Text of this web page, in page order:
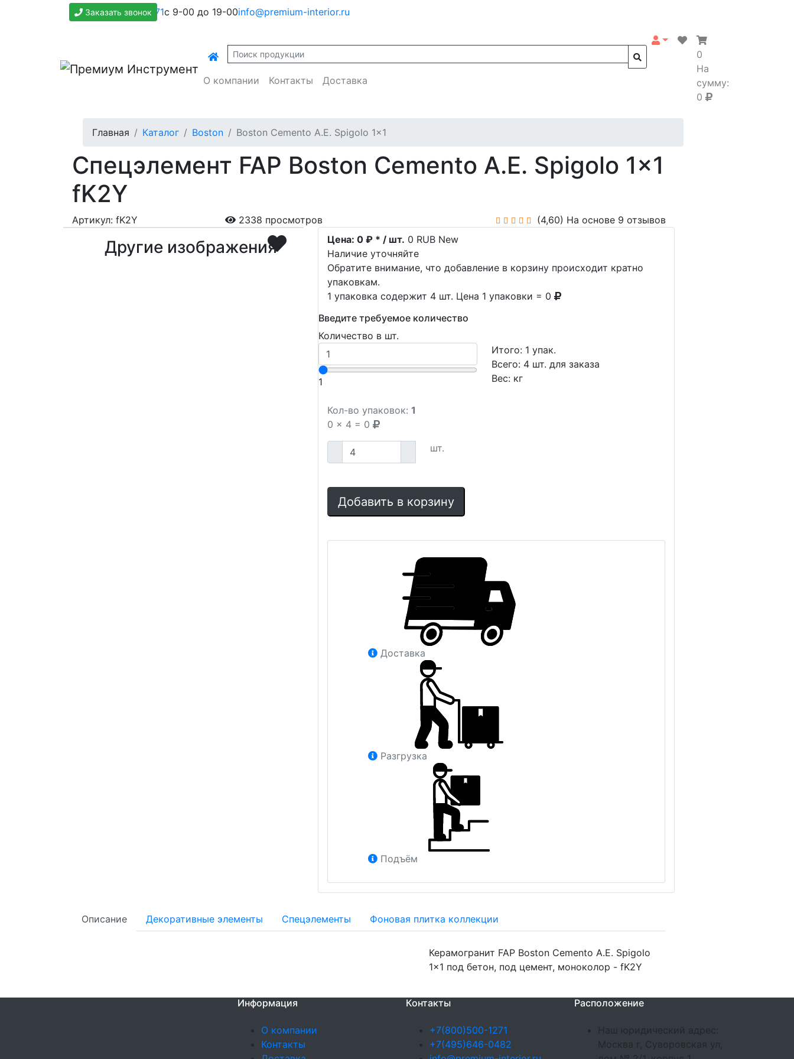
+7(800)500-1271с 9-00 до 19-00info@premium-interior.ru
Заказать звонок
О компании Контакты Доставка
0
На
сумму:
0
Главная Каталог Boston Boston Cemento A.E. Spigolo 1x1
Спецэлемент FAP Boston Cemento A.E. Spigolo 1x1
fK2Y
Артикул: fK2Y 2338 просмотров (4,60) На основе 9 отзывов
Другие изображения Цена: 0 ₽ * / шт. 0 RUB New
Наличие уточняйте
Обратите внимание, что добавление в корзину происходит кратно
упаковкам.
1 упаковка содержит 4 шт. Цена 1 упаковки = 0
Введите требуемое количество
Количество в шт.
1
Итого: 1 упак.
Всего: 4 шт. для заказа
Вес: кг
Кол-во упаковок: 1
0 x 4 = 0
шт.
Добавить в корзину
Доставка
Разгрузка
Подъём
Описание Декоративные элементы Спецэлементы Фоновая плитка коллекции
Керамогранит FAP Boston Cemento A.E. Spigolo
1x1 под бетон, под цемент, моноколор - fK2Y
Информация
О компании
Контакты
Контакты
+7(800)500-1271
+7(495)646-0482
Расположение
Наш юридический адрес:
Москва г, Суворовская ул,